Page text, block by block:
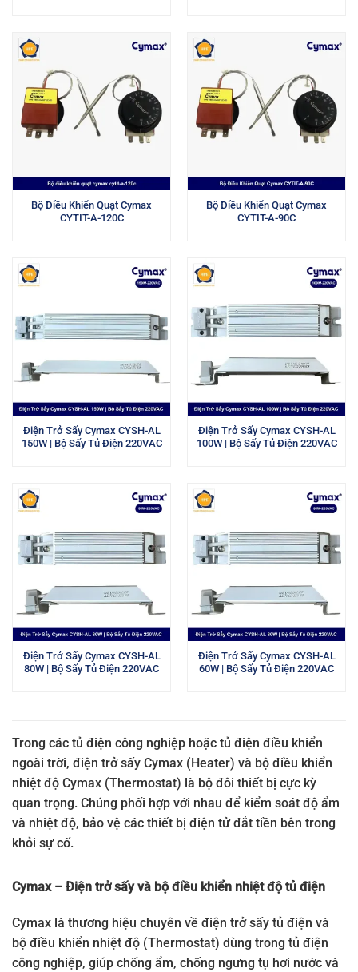
Bộ Điều Khiển Quạt Cymax
CYTIT-A-120C
Bộ Điều Khiển Quạt Cymax
CYTIT-A-90C
Điện Trở Sấy Cymax CYSH-AL
150W | Bộ Sấy Tủ Điện 220VAC
Điện Trở Sấy Cymax CYSH-AL
100W | Bộ Sấy Tủ Điện 220VAC
Điện Trở Sấy Cymax CYSH-AL
80W | Bộ Sấy Tủ Điện 220VAC
Điện Trở Sấy Cymax CYSH-AL
60W | Bộ Sấy Tủ Điện 220VAC
Trong các tủ điện công nghiệp hoặc tủ điện điều khiển
ngoài trời, điện trở sấy Cymax (Heater) và bộ điều khiển
nhiệt độ Cymax (Thermostat) là bộ đôi thiết bị cực kỳ
quan trọng. Chúng phối hợp với nhau để kiểm soát độ ẩm
và nhiệt độ, bảo vệ các thiết bị điện tử đắt tiền bên trong
khỏi sự cố.
Cymax – Điện trở sấy và bộ điều khiển nhiệt độ tủ điện
Cymax là thương hiệu chuyên về điện trở sấy tủ điện và
bộ điều khiển nhiệt độ (Thermostat) dùng trong tủ điện
công nghiệp, giúp chống ẩm, chống ngưng tụ hơi nước và